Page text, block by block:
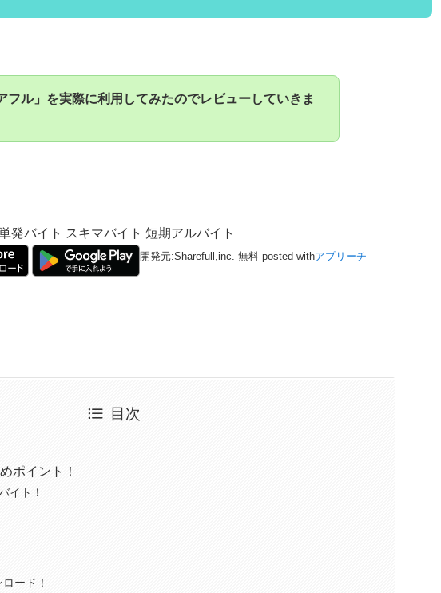
フル」を実際に利用してみたのでレビューしていきま
発バイト スキマバイト 短期アルバイト
開発元:Sharefull,inc. 無料 posted withアプリーチ
目次
ポイント！
イト！
ード！